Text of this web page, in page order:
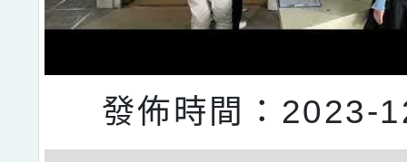
發佈時間：2023-